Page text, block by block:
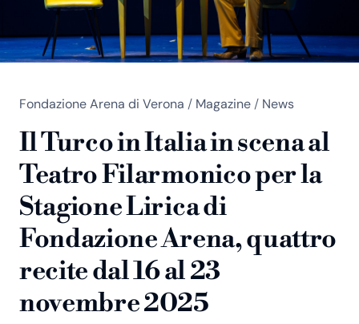
Fondazione Arena di Verona / Magazine / News
Il Turco in Italia in scena al
Teatro Filarmonico per la
Stagione Lirica di
Fondazione Arena, quattro
recite dal 16 al 23
novembre 2025